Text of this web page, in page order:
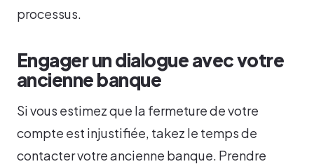
processus.
Engager un dialogue avec votre
ancienne banque
Si vous estimez que la fermeture de votre
compte est injustifiée, takez le temps de
contacter votre ancienne banque. Prendre